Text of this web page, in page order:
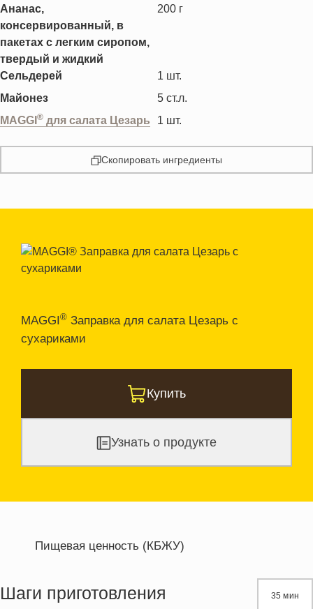
Ананас,
консервированный, в
пакетах с легким сиропом,
твердый и жидкий
200 г
Сельдерей 1 шт.
Майонез
5 ст.л.
MAGGI ® для салата Цезарь 1 шт.
Скопировать ингредиенты
MAGGI® Заправка для салата Цезарь с
сухариками
Купить
Узнать о продукте
Пищевая ценность (КБЖУ)
Жиры
Шаги приготовления 35 мин